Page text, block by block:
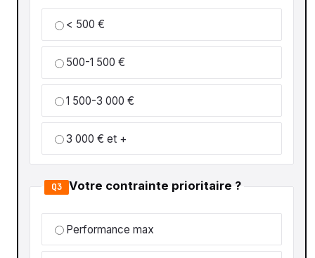
< 500 €
500-1 500 €
1 500-3 000 €
3 000 € et +
Q3 Votre contrainte prioritaire ?
Performance max